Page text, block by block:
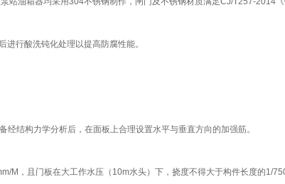
行酸洗钝化处理以提高防腐性能。
结构力学分析后，在面板上合理设置水平与垂直方向的加强筋。
M，且门板在大工作水压（10m水头）下，挠度不得大于构件长度的1/750